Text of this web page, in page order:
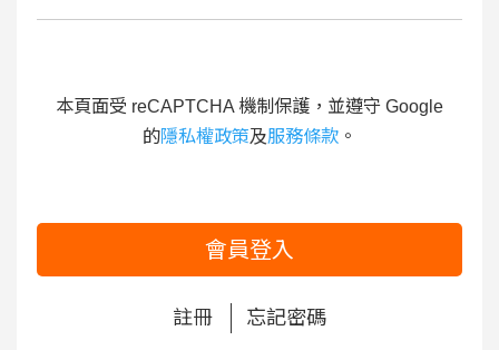
本頁面受 reCAPTCHA 機制保護，並遵守 Google
的隱私權政策及服務條款 。
會員登入
註冊 忘記密碼